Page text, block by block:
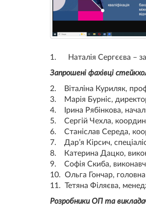
1. Наталія Сергєєва –
Запрошені фахівці
2. Віталіна Куриляк,
3. Марія Бурніс,
4. Ірина Рябінкова,
5. Сергій Чехла,
6. Станіслав Середа,
7. Дар’я Кірсич,
8. Катерина Дацко,
9. Софія Скиба,
10. Ольга Гончар, головна
11. Тетяна Філяєва,
Розробники ОП та